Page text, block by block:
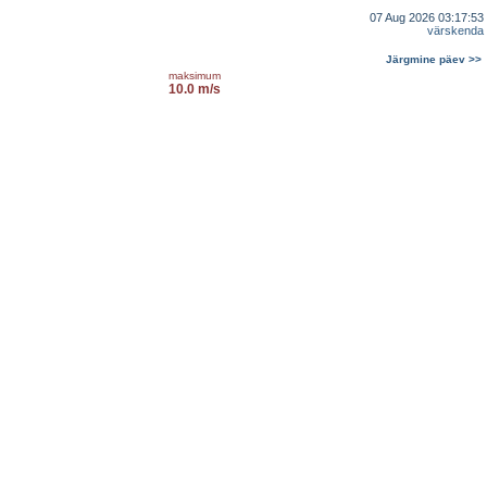
07 Aug 2026 03:17:53
värskenda
Järgmine päev >>
maksimum
10.0 m/s